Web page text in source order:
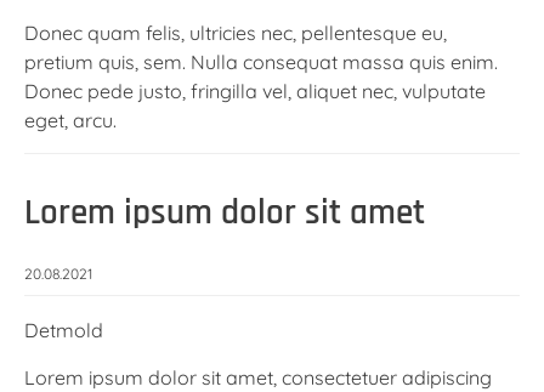
Donec quam felis, ultricies nec, pellentesque eu,
pretium quis, sem. Nulla consequat massa quis enim.
Donec pede justo, fringilla vel, aliquet nec, vulputate
eget, arcu.
Lorem ipsum dolor sit amet
20.08.2021
Detmold
Lorem ipsum dolor sit amet, consectetuer adipiscing